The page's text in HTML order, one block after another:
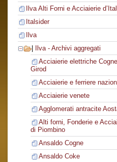
Ilva Alti Forni e Acciaierie
Italsider
Ilva
Ilva - Archivi aggregati
Acciaierie elettriche
Girod
Acciaierie e ferriere
Acciaierie venete
Agglomerati antracite
Alti forni, Fonderie e
di Piombino
Ansaldo Cogne
Ansaldo Coke